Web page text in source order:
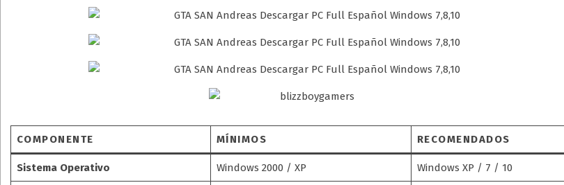
COMPONENTE MÍNIMOS RECOMENDADOS
Sistema Operativo Windows 2000 / XP Windows XP / 7 / 10